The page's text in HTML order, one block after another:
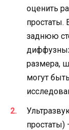
оценить
простаты.
заднюю
размера,
могут
простаты)